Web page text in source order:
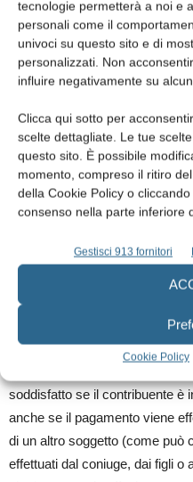
tecnologie permetterà a noi e
personali come il
univoci su questo sito e di
personalizzati. Non
influire negativamente su
Clicca qui sotto per
scelte dettagliate. Le tue
questo sito. È possibile
momento, compreso il ritiro
della Cookie Policy o
consenso nella parte inferiore
Gestisci 913 fornitori
Cookie Policy
Questa disposizione, che,
1.1.2020 , trova la sua prima
dichiarazione dei redditi. La
previsto che il
nonsolo per glioneri detraibili
le altre tipologie di oneri, siano
ovviamente le detrazioni
mezzi di pagamento tracciati
bonifici bancari o postali, altri
credito e le carte prepagate, e
circolari. Come precisato dalla
2020, si considerano tracciati
app di pagamento via
possesso dell’estratto del
soddisfatto se il contribuente è
anche se il pagamento viene
di un altro soggetto (come può
effettuati dal coniuge, dai figli o